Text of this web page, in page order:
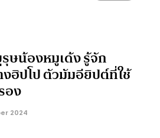
ษน้องหมูเด้ง รู้จัก
งฮิปโป ตัวมัมอียิปต์ที่ใช้
อง
2024